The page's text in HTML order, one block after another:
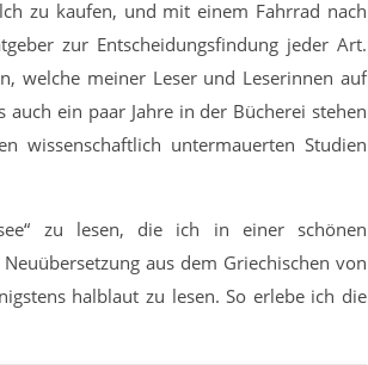
zu kaufen, und mit einem Fahrrad nach
zur Entscheidungsfindung jeder Art.
welche meiner Leser und Leserinnen auf
ein paar Jahre in der Bücherei stehen
wissenschaftlich untermauerten Studien
zu lesen, die ich in einer schönen
aus dem Griechischen von
halblaut zu lesen. So erlebe ich die